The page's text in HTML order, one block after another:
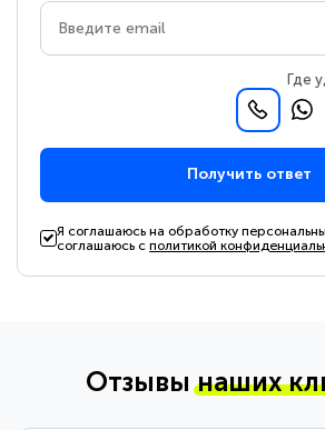
Где
Получить ответ
Я соглашаюсь на обработку
соглашаюсь сполитикой
Отзывынаших